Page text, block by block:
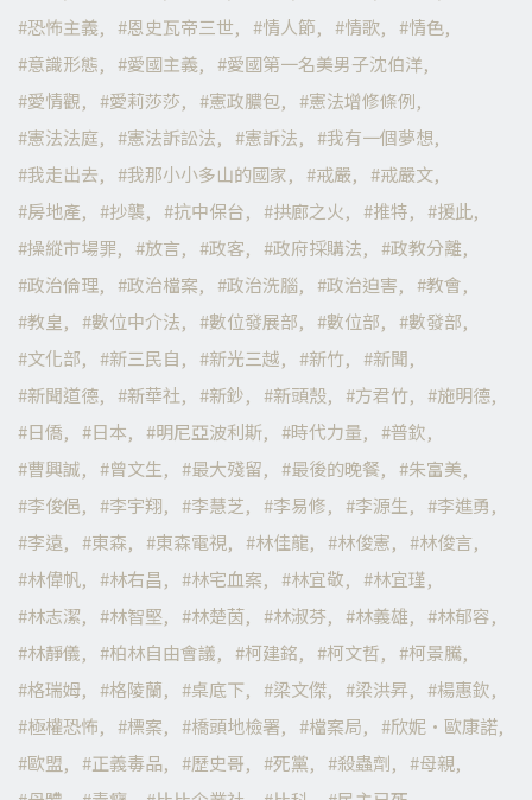
恐怖主義
恩史瓦帝三世 情人節 情歌
情色
意識形態
愛國主義
愛國第一名美男子沈伯洋
愛情觀
愛莉莎莎 憲政膿包
憲法增修條例
憲法法庭
憲法訴訟法 憲訴法
我有一個夢想
我走出去
我那小小多山的國家 戒嚴
戒嚴文
房地產
抄襲 抗中保台 拱廊之火 推特
援此
操縱市場罪
放言 政客 政府採購法
政教分離
政治倫理
政治檔案 政治洗腦 政治迫害
教會
教皇
數位中介法 數位發展部 數位部
數發部
文化部
新三民自 新光三越 新竹
新聞
新聞道德
新華社 新鈔 新頭殼 方君竹
施明德
日僑
日本 明尼亞波利斯 時代力量
普欽
曹興誠
曾文生 最大殘留 最後的晚餐
朱富美
李俊俋
李宇翔 李慧芝 李易修 李源生
李進勇
李遠
東森 東森電視 林佳龍 林俊憲
林俊言
林偉帆
林右昌 林宅血案 林宜敬
林宜瑾
林志潔
林智堅 林楚茵 林淑芬 林義雄
林郁容
林靜儀
柏林自由會議 柯建銘 柯文哲
柯景騰
格瑞姆
格陵蘭 桌底下 梁文傑 梁洪昇
楊惠欽
極權恐怖
標案 橋頭地檢署 檔案局
欣妮·歐康諾
歐盟
正義毒品 歷史哥 死黨 殺蟲劑
母親